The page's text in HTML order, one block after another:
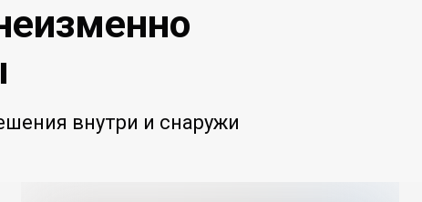
внутри и снаружи